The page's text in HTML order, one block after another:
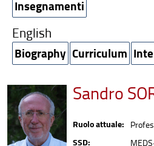
Insegnamenti
English
Biography Curriculum
Sandro
Ruolo attuale:
SSD: